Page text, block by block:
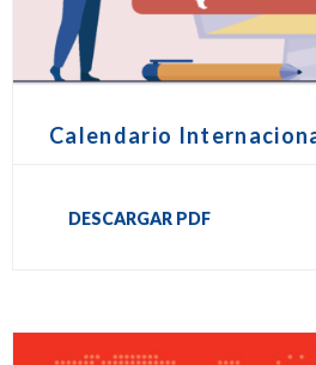
Calendario
DESCARGAR PDF